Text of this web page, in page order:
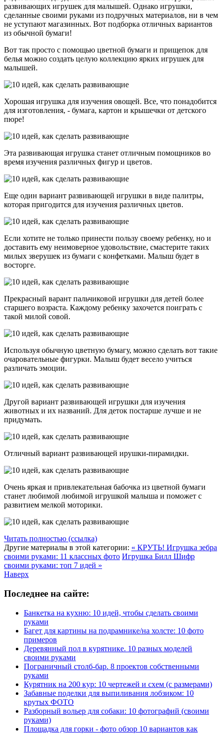
развивающих игрушек для малышей. Однако игрушки,
сделанные своими руками из подручных материалов, ни в чем
не уступают магазинных. Вот подборка отличных вариантов
из обычной бумаги!
Вот так просто с помощью цветной бумаги и прищепок для
белья можно создать целую коллекцию ярких игрушек для
малышей.
Хорошая игрушка для изучения овощей. Все, что понадобится
для изготовления, - бумага, картон и крышечки от детского
пюре!
Эта развивающая игрушка станет отличным помощников во
время изучения различных фигур и цветов.
Еще один вариант развивающей игрушки в виде палитры,
которая пригодится для изучения различных цветов.
Если хотите не только принести пользу своему ребенку, но и
доставить ему неимоверное удовольствие, смастерите таких
милых зверушек из бумаги с конфетками. Малыш будет в
восторге.
Прекрасный варант пальчиковой игрушки для детей более
старшего возраста. Каждому ребенку захочется поиграть с
такой милой совой.
Используя обычную цветную бумагу, можно сделать вот такие
очаровательные фигурки. Малыш будет весело учиться
различать эмоции.
Другой вариант развивающей игрушки для изучения
животных и их названий. Для деток постарше лучше и не
придумать.
Отличный вариант развивающей ирушки-пирамидки.
Очень яркая и привлекательная бабочка из цветной бумаги
станет любимой любимой игрушкой малыша и поможет с
развитием мелкой моторики.
Читать полностью (ссылка)
Другие материалы в этой категории: « КРУТЬ! Игрушка зебра
своими руками: 11 классных фото Игрушка Билл Шифр
своими руками: топ 7 идей »
Наверх
Последнее на сайте:
Банкетка на кухню: 10 идей, чтобы сделать своими
руками
Багет для картины на подрамнике/на холсте: 10 фото
примеров
Деревянный пол в курятнике. 10 разных моделей
своими руками
Пограничный столб-бар. 8 проектов собственными
руками
Курятник на 200 кур: 10 чертежей и схем (с размерами)
Забавные поделки для выпиливания лобзиком: 10
крутых ФОТО
Разборный вольер для собаки: 10 фотографий (своими
руками)
Площадка для горки - фото обзор 10 вариантов как